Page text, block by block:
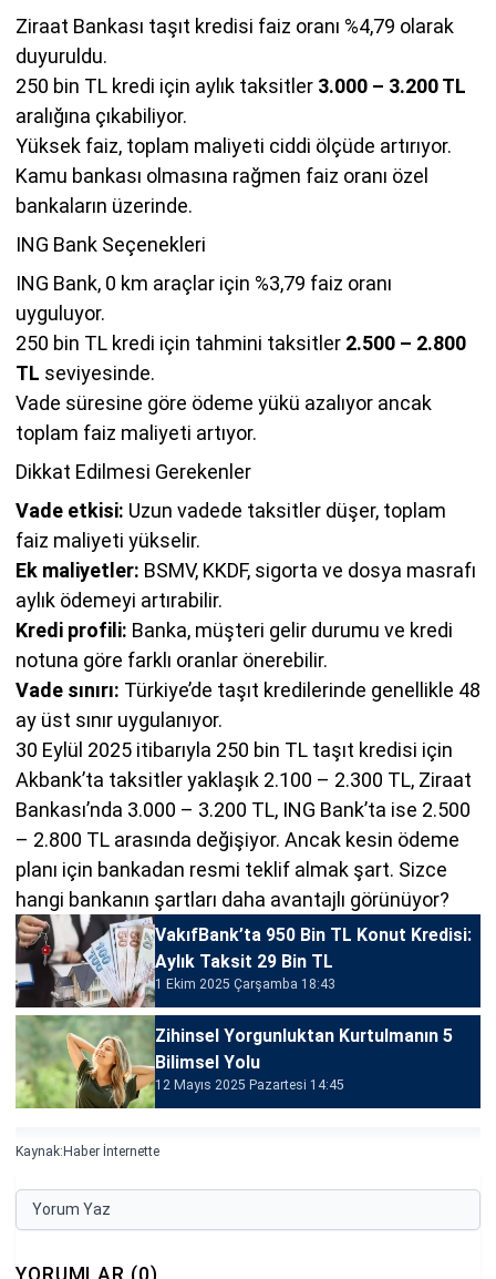
Ziraat Bankası taşıt kredisi faiz oranı %4,79 olarak
duyuruldu.
250 bin TL kredi için aylık taksitler 3.000 – 3.200 TL
aralığına çıkabiliyor.
Yüksek faiz, toplam maliyeti ciddi ölçüde artırıyor.
Kamu bankası olmasına rağmen faiz oranı özel
bankaların üzerinde.
ING Bank Seçenekleri
ING Bank, 0 km araçlar için %3,79 faiz oranı
uyguluyor.
250 bin TL kredi için tahmini taksitler 2.500 – 2.800
TL seviyesinde.
Vade süresine göre ödeme yükü azalıyor ancak
toplam faiz maliyeti artıyor.
Dikkat Edilmesi Gerekenler
Vade etkisi: Uzun vadede taksitler düşer, toplam
faiz maliyeti yükselir.
Ek maliyetler: BSMV, KKDF, sigorta ve dosya masrafı
aylık ödemeyi artırabilir.
Kredi profili: Banka, müşteri gelir durumu ve kredi
notuna göre farklı oranlar önerebilir.
Vade sınırı: Türkiye’de taşıt kredilerinde genellikle 48
ay üst sınır uygulanıyor.
30 Eylül 2025 itibarıyla 250 bin TL taşıt kredisi için
Akbank’ta taksitler yaklaşık 2.100 – 2.300 TL, Ziraat
Bankası’nda 3.000 – 3.200 TL, ING Bank’ta ise 2.500
– 2.800 TL arasında değişiyor. Ancak kesin ödeme
planı için bankadan resmi teklif almak şart. Sizce
hangi bankanın şartları daha avantajlı görünüyor?
VakıfBank’ta 950 Bin TL Konut Kredisi:
Aylık Taksit 29 Bin TL
1 Ekim 2025 Çarşamba 18:43
Zihinsel Yorgunluktan Kurtulmanın 5
Bilimsel Yolu
12 Mayıs 2025 Pazartesi 14:45
Kaynak: Haber İnternette
Yorum Yaz
YORUMLAR (0)